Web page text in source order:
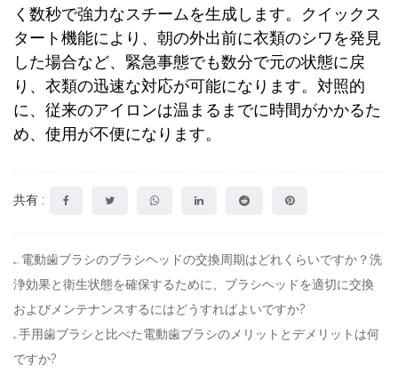
く数秒で強力なスチームを生成します。クイックス
タート機能により、朝の外出前に衣類のシワを発見
した場合など、緊急事態でも数分で元の状態に戻
り、衣類の迅速な対応が可能になります。対照的
に、従来のアイロンは温まるまでに時間がかかるた
め、使用が不便になります。
共有 :
前へ：
電動歯ブラシのブラシヘッドの交換周期はどれくらいですか？洗
浄効果と衛生状態を確保するために、ブラシヘッドを適切に交換
およびメンテナンスするにはどうすればよいですか?
次： 手用歯ブラシと比べた電動歯ブラシのメリットとデメリットは何
ですか?